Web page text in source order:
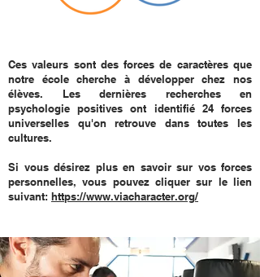
Ces valeurs sont des forces de caractères que
notre école cherche à développer chez nos
élèves. Les dernières recherches en
psychologie positives ont identifié 24 forces
universelles qu'on retrouve dans toutes les
cultures.
Si vous désirez plus en savoir sur vos forces
personnelles, vous pouvez cliquer sur le lien
suivant: https://www.viacharacter.org/